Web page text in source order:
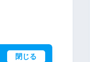
閉じる